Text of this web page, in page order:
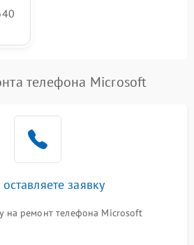
телефона Microsoft
заявку
на ремонт телефона Microsoft